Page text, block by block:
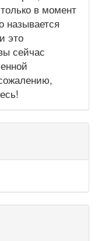
в момент
называется
это
сейчас